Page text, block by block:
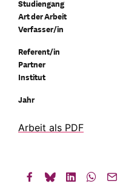
Studiengang
Art der Arbeit
Verfasser/in
Referent/in
Partner
Institut
Jahr
Arbeit als PDF